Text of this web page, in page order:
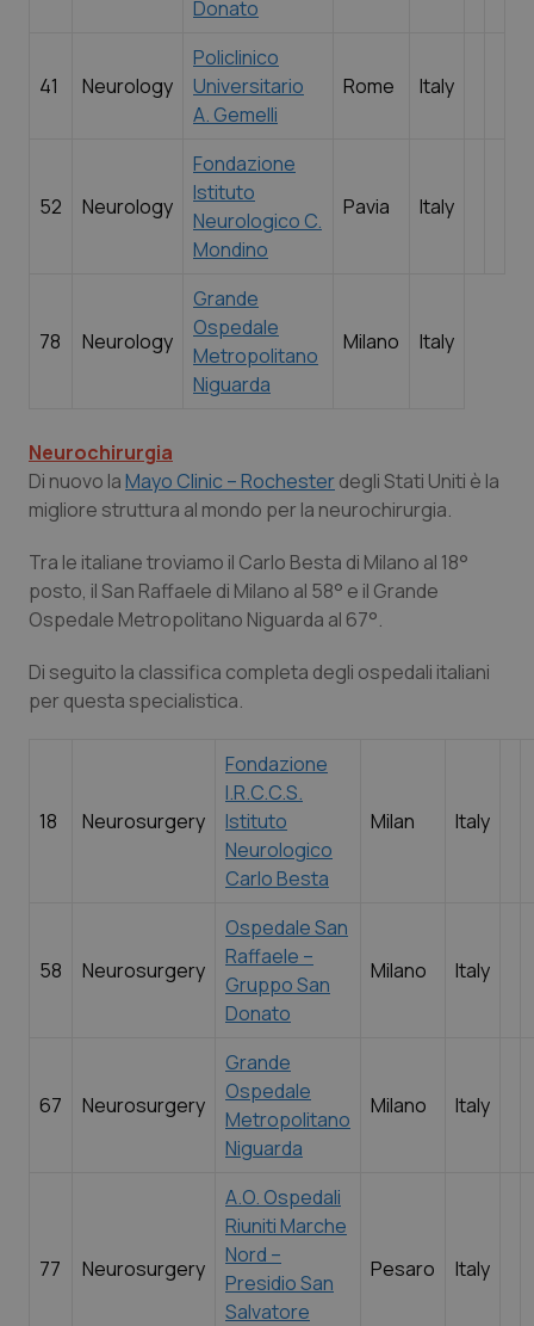
Donato
41 Neurology
Policlinico
Universitario
A. Gemelli
Rome Italy
52 Neurology
Fondazione
Istituto
Neurologico C.
Mondino
Pavia Italy
78 Neurology
Grande
Ospedale
Metropolitano
Niguarda
Milano Italy
Neurochirurgia
Di nuovo laMayo Clinic – Rochesterdegli Stati Uniti è la
migliore struttura al mondo per la neurochirurgia.
Tra le italiane troviamo il Carlo Besta di Milano al 18°
posto, il San Raffaele di Milano al 58° e il Grande
Ospedale Metropolitano Niguarda al 67°.
Di seguito la classifica completa degli ospedali italiani
per questa specialistica.
18 Neurosurgery
Fondazione
I.R.C.C.S.
Istituto
Neurologico
Carlo Besta
Milan Italy
58 Neurosurgery
Ospedale San
Raffaele –
Gruppo San
Donato
Milano Italy
67 Neurosurgery
Grande
Ospedale
Metropolitano
Niguarda
Milano Italy
77 Neurosurgery
A.O. Ospedali
Riuniti Marche
Nord –
Presidio San
Salvatore
Pesaro Italy
PHPSESSID
PHP.net
www.quotidianosanita.it
_ga_KM60CM4NPH
Fornitore/
Dominio
_ga_0VMQEQKQ1N .quotidianosanita.it
Fornitore
VISITOR_INFO1_LIVE
Google LLC
.youtube.com